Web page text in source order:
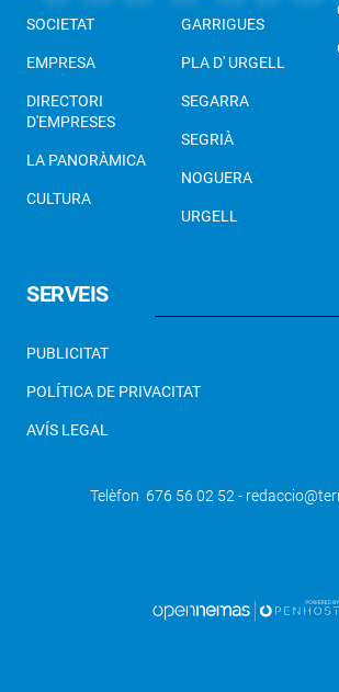
SOCIETAT
EMPRESA
DIRECTORI
D'EMPRESES
LA PANORÀMICA
CULTURA
GARRIGUES
PLA D' URGELL
SEGARRA
SEGRIÀ
NOGUERA
URGELL
SERVEIS
PUBLICITAT
POLÍTICA DE PRIVACITAT
AVÍS LEGAL
Telèfon 676 56 02 52 -